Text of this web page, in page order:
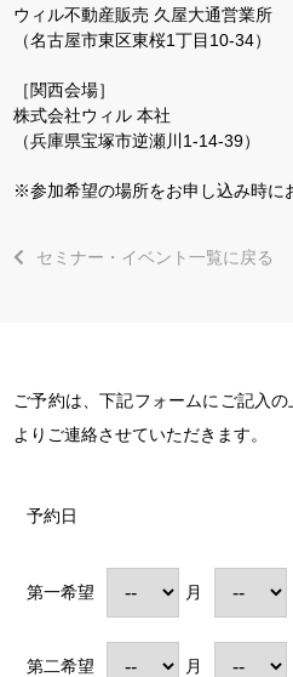
ウィル不動産販売 久屋大通営業所
（名古屋市東区東桜1丁目10-34）
［関西会場］
株式会社ウィル 本社
（兵庫県宝塚市逆瀬川1-14-39）
※参加希望の場所をお申し込み時に
セミナー・イベント一覧に戻る
ご予約は、下記フォームにご記入
よりご連絡させていただきます。
予約日
第一希望 月
第二希望 月